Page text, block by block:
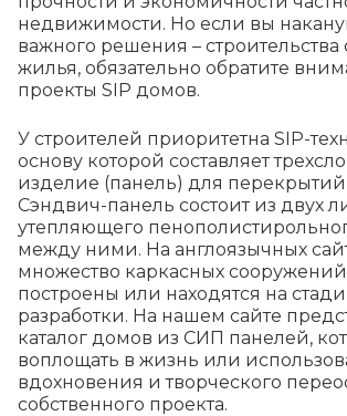
недвижимости. Но если вы
важного решения – строительства
жилья, обязательно обратите
проекты SIP домов.
У строителей приоритетна SIP-
основу которой составляет
изделие (панель) для перекрытий
Сэндвич-панель состоит из двух
утепляющего
между ними. На англоязычных
множество каркасных
построены или находятся на
разработки. На нашем сайте
каталог домов из СИП панелей,
воплощать в жизнь или
вдохновения и творческого
собственного проекта.